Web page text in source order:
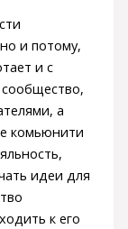
и потому,
и с
а
комьюнити
идеи для
к его